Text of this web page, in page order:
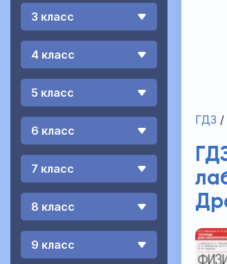
3 класс
4 класс
5 класс
6 класс
7 класс
8 класс
9 класс
ГДЗ